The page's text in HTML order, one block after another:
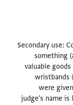
Secondary use:
something
valuable
wristbands
were
judge's name